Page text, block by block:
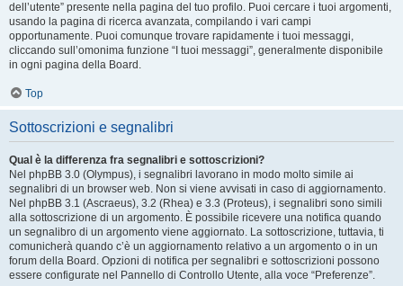
dell’utente” presente nella pagina del tuo profilo. Puoi cercare i tuoi argomenti,
usando la pagina di ricerca avanzata, compilando i vari campi
opportunamente. Puoi comunque trovare rapidamente i tuoi messaggi,
cliccando sull’omonima funzione “I tuoi messaggi”, generalmente disponibile
in ogni pagina della Board.
Top
Sottoscrizioni e segnalibri
Qual è la differenza fra segnalibri e sottoscrizioni?
Nel phpBB 3.0 (Olympus), i segnalibri lavorano in modo molto simile ai
segnalibri di un browser web. Non si viene avvisati in caso di aggiornamento.
Nel phpBB 3.1 (Ascraeus), 3.2 (Rhea) e 3.3 (Proteus), i segnalibri sono simili
alla sottoscrizione di un argomento. È possibile ricevere una notifica quando
un segnalibro di un argomento viene aggiornato. La sottoscrizione, tuttavia, ti
comunicherà quando c’è un aggiornamento relativo a un argomento o in un
forum della Board. Opzioni di notifica per segnalibri e sottoscrizioni possono
essere configurate nel Pannello di Controllo Utente, alla voce “Preferenze”.